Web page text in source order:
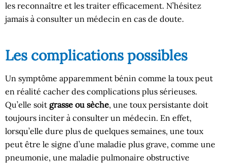
les reconnaître et les traiter efficacement. N’hésitez
jamais à consulter un médecin en cas de doute.
Les complications possibles
Un symptôme apparemment bénin comme la toux peut
en réalité cacher des complications plus sérieuses.
Qu’elle soit grasse ou sèche, une toux persistante doit
toujours inciter à consulter un médecin. En effet,
lorsqu’elle dure plus de quelques semaines, une toux
peut être le signe d’une maladie plus grave, comme une
pneumonie, une maladie pulmonaire obstructive